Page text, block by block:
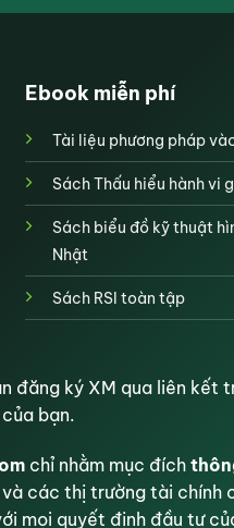
Ebook miễn phí
Tài liệu phương pháp
Sách Thấu hiểu hành vi
Sách biểu đồ kỹ thuật
Nhật
Sách RSI toàn tập
đăng ký XM qua liên kết
bạn.
chỉ nhằm mục đích
các thị trường tài chính
mọi quyết định đầu tư